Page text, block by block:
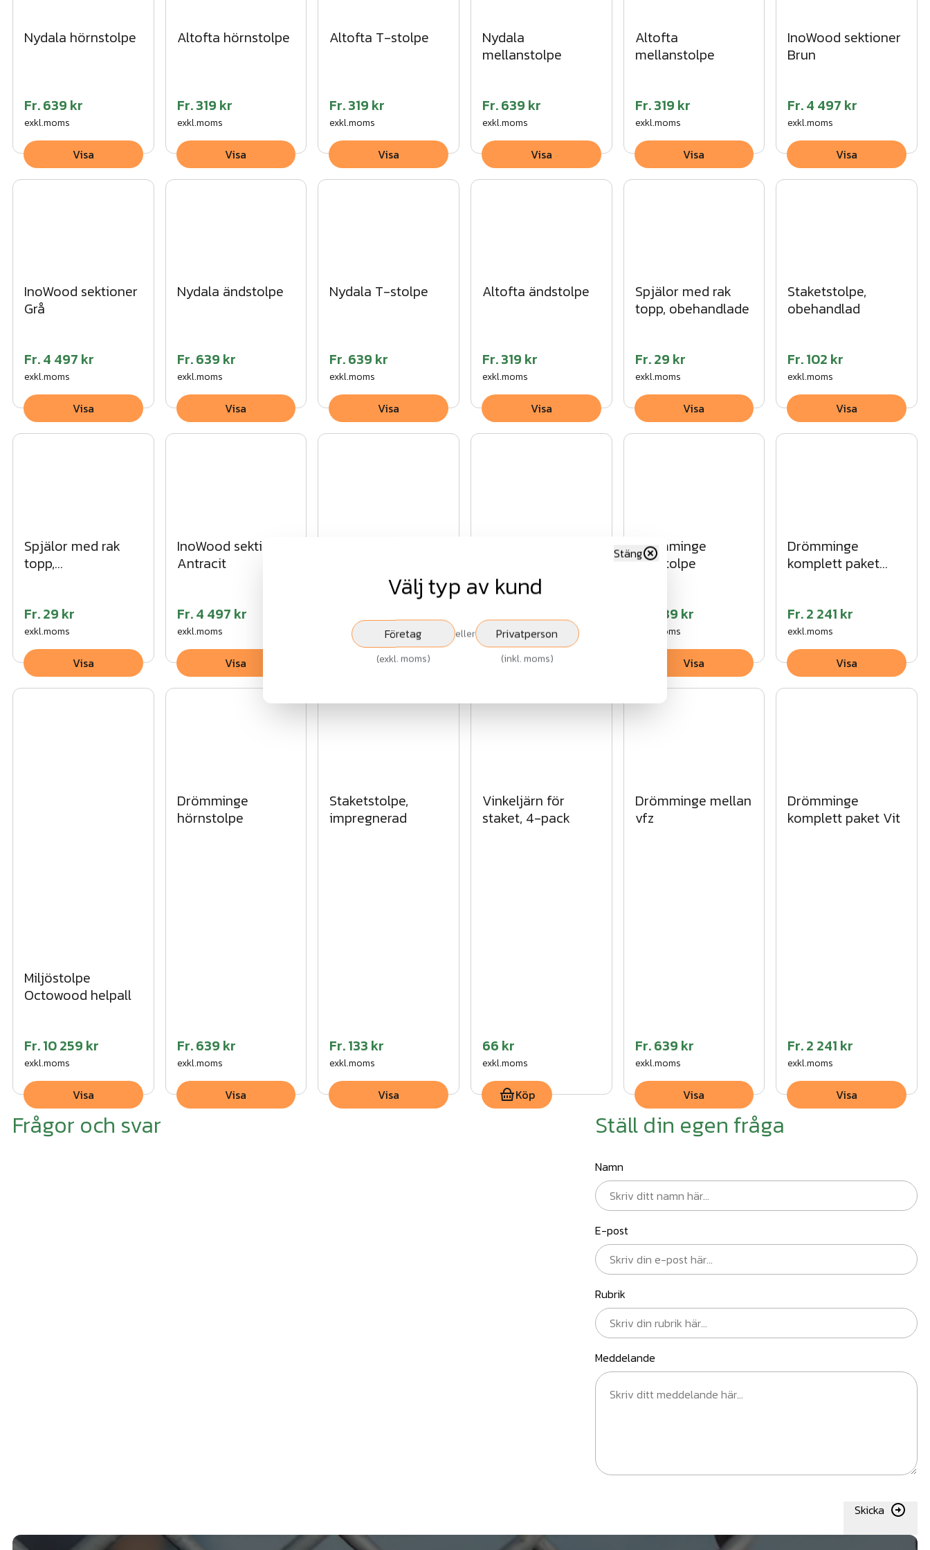
Vi kan hjälpa dig med montaget av den här produkten. Begär en kostnadsfri offert
Nydala hörnstolpe
Fr.639 kr
exkl.moms
Visa
Altofta hörnstolpe
Fr.319 kr
exkl.moms
Visa
Altofta T-stolpe
Fr.319 kr
exkl.moms
Visa
Nydala
mellanstolpe
Fr.639 kr
exkl.moms
Visa
Altofta
mellanstolpe
Fr.319 kr
exkl.moms
Visa
InoWood sektioner
Brun
Fr.4 497 kr
exkl.moms
Visa
InoWood sektioner
Grå
Fr.4 497 kr
exkl.moms
Visa
Nydala ändstolpe
Fr.639 kr
exkl.moms
Visa
Nydala T-stolpe
Fr.639 kr
exkl.moms
Visa
Altofta ändstolpe
Fr.319 kr
exkl.moms
Visa
Spjälor med rak
topp, obehandlade
Fr.29 kr
exkl.moms
Visa
Staketstolpe,
obehandlad
Fr.102 kr
exkl.moms
Visa
Spjälor med rak
topp,
Fr.29 kr
exkl.moms
Visa
InoWood sektioner
Antracit
Fr.4 497 kr
exkl.moms
Visa
exkl.moms
Visa
Fr.2 241 kr
exkl.moms
Visa
Drömminge
ändstolpe
639 kr
exkl.moms
Visa
Drömminge
komplett paket
Fr.2 241 kr
exkl.moms
Visa
Miljöstolpe
Octowood helpall
Fr.10 259 kr
exkl.moms
Visa
Drömminge
hörnstolpe
Fr.639 kr
exkl.moms
Visa
Staketstolpe,
impregnerad
Fr.133 kr
exkl.moms
Visa
Vinkeljärn för
staket, 4-pack
66 kr
exkl.moms
Köp
Drömminge mellan
vfz
Fr.639 kr
exkl.moms
Visa
Drömminge
komplett paket Vit
Fr.2 241 kr
exkl.moms
Visa
Frågor och svar Ställ din egen fråga
Namn
E-post
Rubrik
Meddelande
Skicka
Välj typ av kund
Stäng
Företag
(exkl. moms)
eller Privatperson
(inkl. moms)